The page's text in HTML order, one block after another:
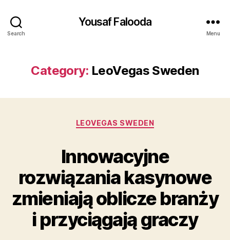
Search
Yousaf Falooda
Menu
Category: LeoVegas Sweden
Categories
LEOVEGAS SWEDEN
Innowacyjne
rozwiązania kasynowe
zmieniają oblicze branży
i przyciągają graczy